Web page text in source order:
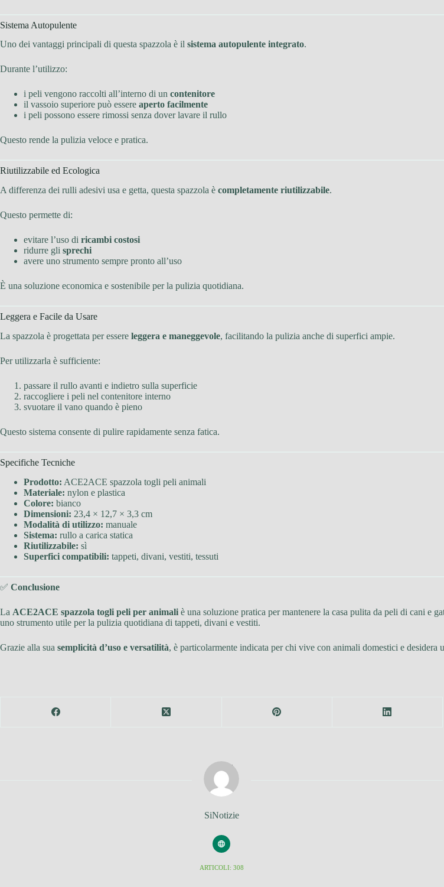
Sistema Autopulente
Uno dei vantaggi principali di questa spazzola è il sistema autopulente integrato.
Durante l’utilizzo:
i peli vengono raccolti all’interno di un contenitore
il vassoio superiore può essere aperto facilmente
i peli possono essere rimossi senza dover lavare il rullo
Questo rende la pulizia veloce e pratica.
Riutilizzabile ed Ecologica
A differenza dei rulli adesivi usa e getta, questa spazzola è completamente riutilizzabile.
Questo permette di:
evitare l’uso di ricambi costosi
ridurre gli sprechi
avere uno strumento sempre pronto all’uso
È una soluzione economica e sostenibile per la pulizia quotidiana.
Leggera e Facile da Usare
La spazzola è progettata per essere leggera e maneggevole, facilitando la pulizia anche di superfici ampie.
Per utilizzarla è sufficiente:
passare il rullo avanti e indietro sulla superficie
raccogliere i peli nel contenitore interno
svuotare il vano quando è pieno
Questo sistema consente di pulire rapidamente senza fatica.
Specifiche Tecniche
Prodotto: ACE2ACE spazzola togli peli animali
Materiale: nylon e plastica
Colore: bianco
Dimensioni: 23,4 × 12,7 × 3,3 cm
Modalità di utilizzo: manuale
Sistema: rullo a carica statica
Riutilizzabile: sì
Superfici compatibili: tappeti, divani, vestiti, tessuti
✅ Conclusione
La ACE2ACE spazzola togli peli per animali è una soluzione pratica per mantenere la casa pulita da peli di cani e
uno strumento utile per la pulizia quotidiana di tappeti, divani e vestiti.
Grazie alla sua semplicità d’uso e versatilità, è particolarmente indicata per chi vive con animali domestici e
SiNotizie
ARTICOLI: 308